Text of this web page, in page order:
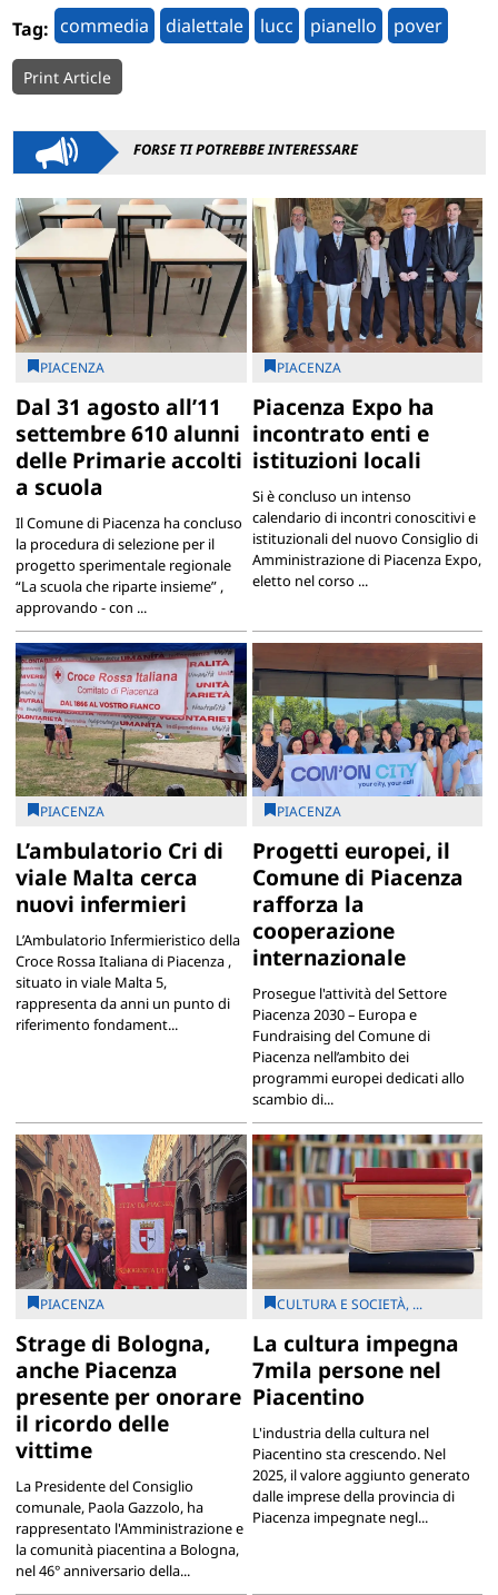
Tag: commedia dialettale lucc pianello pover
Print Article
FORSE TI POTREBBE INTERESSARE
PIACENZA
Dal 31 agosto all’11
settembre 610 alunni
delle Primarie accolti
a scuola
Il Comune di Piacenza ha concluso
la procedura di selezione per il
progetto sperimentale regionale
“La scuola che riparte insieme” ,
approvando - con ...
PIACENZA
Piacenza Expo ha
incontrato enti e
istituzioni locali
Si è concluso un intenso
calendario di incontri conoscitivi e
istituzionali del nuovo Consiglio di
Amministrazione di Piacenza Expo,
eletto nel corso ...
PIACENZA
L’ambulatorio Cri di
viale Malta cerca
nuovi infermieri
L’Ambulatorio Infermieristico della
Croce Rossa Italiana di Piacenza ,
situato in viale Malta 5,
rappresenta da anni un punto di
riferimento fondament...
PIACENZA
Progetti europei, il
Comune di Piacenza
rafforza la
cooperazione
internazionale
Prosegue l'attività del Settore
Piacenza 2030 – Europa e
Fundraising del Comune di
Piacenza nell’ambito dei
programmi europei dedicati allo
scambio di...
PIACENZA
Strage di Bologna,
anche Piacenza
presente per onorare
il ricordo delle
vittime
La Presidente del Consiglio
comunale, Paola Gazzolo, ha
rappresentato l'Amministrazione e
la comunità piacentina a Bologna,
nel 46° anniversario della...
CULTURA E SOCIETÀ, ...
La cultura impegna
7mila persone nel
Piacentino
L'industria della cultura nel
Piacentino sta crescendo. Nel
2025, il valore aggiunto generato
dalle imprese della provincia di
Piacenza impegnate negl...